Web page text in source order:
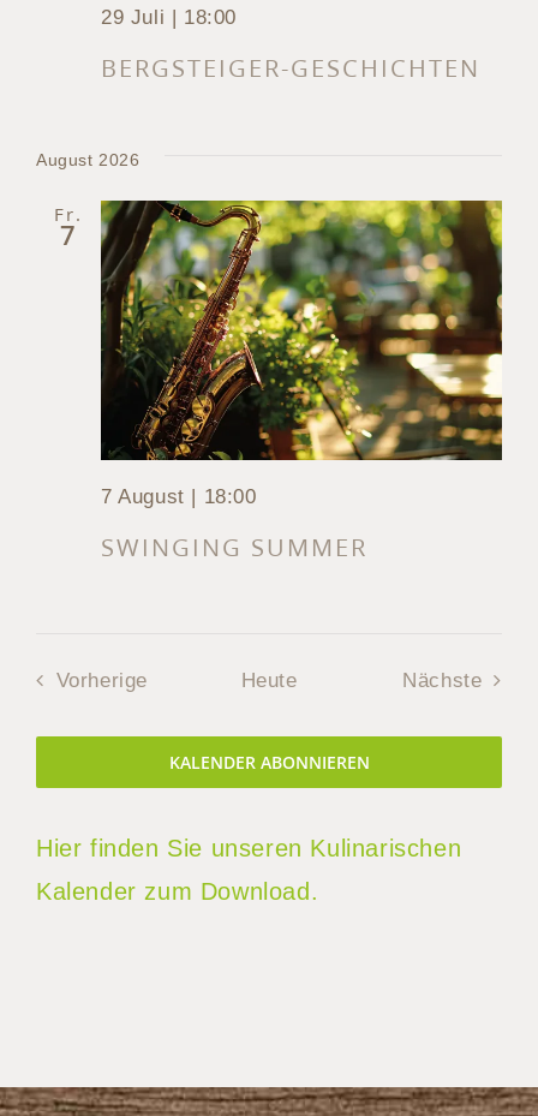
BERGSTEIGER-GESCHICHTEN
29 Juli | 18:00
August 2026
Fr.
7
SWINGING SUMMER
7 August | 18:00
VorherigeVeranstaltungen
Heute Nächste
KALENDER ABONNIEREN
Hier finden Sie unseren Kulinarischen
Kalender zum Download.